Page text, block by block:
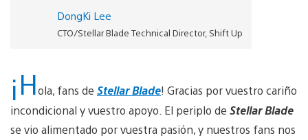
DongKi Lee
CTO/Stellar Blade Technical Director, Shift Up
¡Hola, fans de Stellar Blade! Gracias por vuestro cariño
incondicional y vuestro apoyo. El periplo de Stellar Blade
se vio alimentado por vuestra pasión, y nuestros fans nos